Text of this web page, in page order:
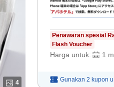
4
Penawaran spesial
Flash Voucher
Harga untuk: 1
Gunakan 2 kupon